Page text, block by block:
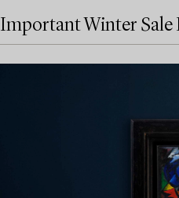
Important Winter Sale